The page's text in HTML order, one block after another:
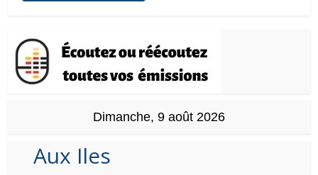
Dimanche, 9 août 2026
Aux Iles